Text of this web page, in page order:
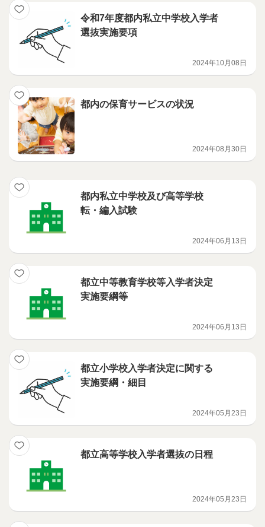
令和7年度都内私立中学校入学者
選抜実施要項
2024年10月08日
都内の保育サービスの状況
2024年08月30日
都内私立中学校及び高等学校
転・編入試験
2024年06月13日
都立中等教育学校等入学者決定
実施要綱等
2024年06月13日
都立小学校入学者決定に関する
実施要綱・細目
2024年05月23日
都立高等学校入学者選抜の日程
2024年05月23日